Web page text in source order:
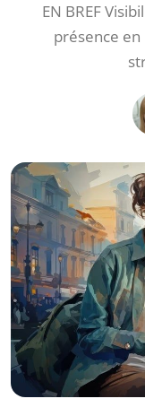
EN BREF
présence